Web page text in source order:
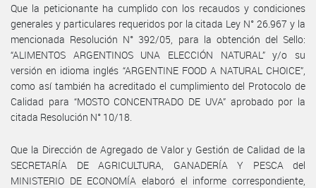
Que la peticionante ha cumplido con los recaudos y condiciones
generales y particulares requeridos por la citada Ley N° 26.967 y la
mencionada Resolución N° 392/05, para la obtención del Sello:
“ALIMENTOS ARGENTINOS UNA ELECCIÓN NATURAL” y/o su
versión en idioma inglés “ARGENTINE FOOD A NATURAL CHOICE”,
como así también ha acreditado el cumplimiento del Protocolo de
Calidad para “MOSTO CONCENTRADO DE UVA” aprobado por la
citada Resolución N° 10/18.
Que la Dirección de Agregado de Valor y Gestión de Calidad de la
SECRETARÍA DE AGRICULTURA, GANADERÍA Y PESCA del
MINISTERIO DE ECONOMÍA elaboró el informe correspondiente,